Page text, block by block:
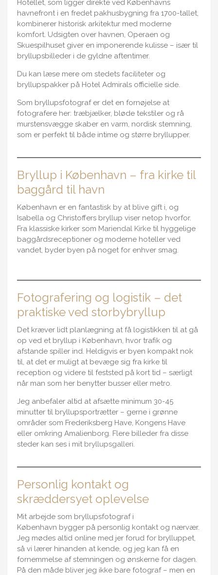
Hotellet, som ligger direkte ved Københavns
havnefront i en fredet pakhusbygning fra 1700-tallet,
kombinerer historisk arkitektur med moderne
komfort. Udsigten over havnen, Operaen og
Skuespilhuset giver en imponerende kulisse – især til
bryllupsbilleder i de gyldne aftentimer.
Du kan læse mere om stedets faciliteter og
bryllupspakker på Hotel Admirals officielle side.
Som bryllupsfotograf er det en fornøjelse at
fotografere her: træbjælker, bløde tekstiler og rå
murstensvægge skaber en varm, nordisk stemning,
som er perfekt til både intime og større bryllupper.
Bryllup i København – fra kirke til
baggård til havn
København er en fantastisk by at blive gift i, og
Isabella og Christoffers bryllup viser netop hvorfor.
Fra klassiske kirker som Mariendal Kirke til hyggelige
baggårdsreceptioner og moderne hoteller ved
vandet, byder byen på noget for enhver smag.
Fotografering og logistik – det
praktiske ved storbybryllup
Det kræver lidt planlægning at få logistikken til at gå
op ved et bryllup i København, hvor trafik og
afstande spiller ind. Heldigvis er byen kompakt nok
til, at det er muligt at bevæge sig fra kirke til
reception og videre til feststed på kort tid – særligt
når man som her benytter busser eller metro.
Jeg anbefaler altid at afsætte minimum 30-45
minutter til bryllupsportrætter – gerne i grønne
områder som Frederiksberg Have, Kongens Have
eller omkring Amalienborg. Flere billeder fra disse
steder kan ses i mit bryllupsgalleri.
Personlig kontakt og
skræddersyet oplevelse
Mit arbejde som bryllupsfotograf i
København bygger på personlig kontakt og nærvær.
Jeg mødes altid online med jer forud for brylluppet,
så vi lærer hinanden at kende, og jeg kan få en
fornemmelse af stemningen og ønskerne for dagen.
På den måde bliver jeg ikke bare fotograf – men en